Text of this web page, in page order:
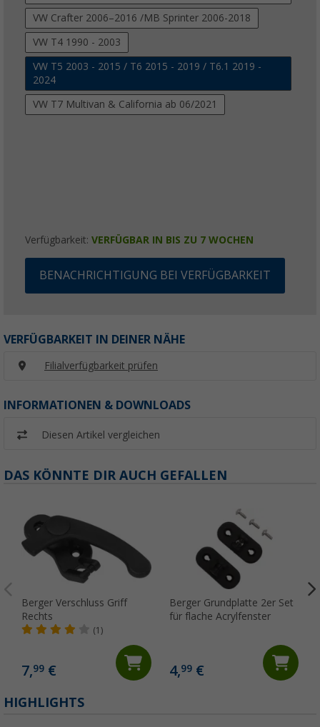
VW Crafter 2006–2016 /MB Sprinter 2006-2018
VW T4 1990 - 2003
VW T5 2003 - 2015 / T6 2015 - 2019 / T6.1 2019 -
2024
VW T7 Multivan & California ab 06/2021
Verfügbarkeit: VERFÜGBAR IN BIS ZU 7 WOCHEN
BENACHRICHTIGUNG BEI VERFÜGBARKEIT
VERFÜGBARKEIT IN DEINER NÄHE
Filialverfügbarkeit prüfen
INFORMATIONEN & DOWNLOADS
Diesen Artikel vergleichen
DAS KÖNNTE DIR AUCH GEFALLEN
Berger Verschluss Griff
Rechts
(1)
7,99 €
Berger Grundplatte 2er Set
für flache Acrylfenster
4,99€
HIGHLIGHTS